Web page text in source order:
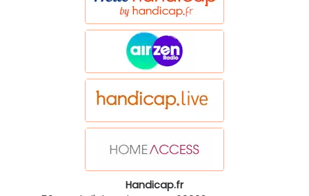
Handicap.fr